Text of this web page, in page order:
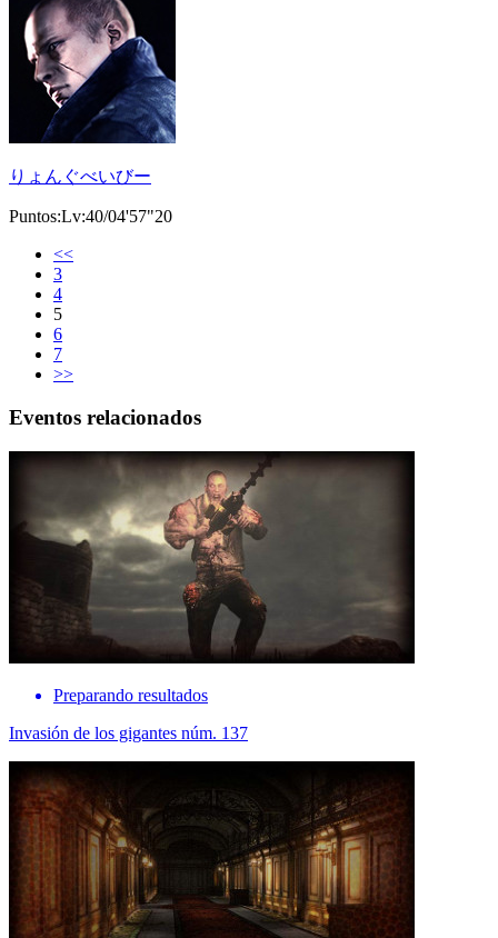
りょんぐべいびー
Puntos:Lv:40/04'57"20
<<
3
4
5
6
7
>>
Eventos relacionados
Preparando resultados
Invasión de los gigantes núm. 137